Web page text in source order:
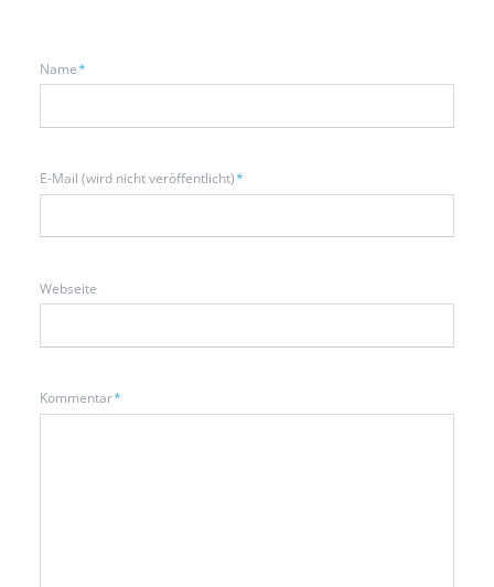
Pflichtfeld
Name*
Pflichtfeld
E-Mail (wird nicht veröffentlicht)*
Webseite
Pflichtfeld
Kommentar*